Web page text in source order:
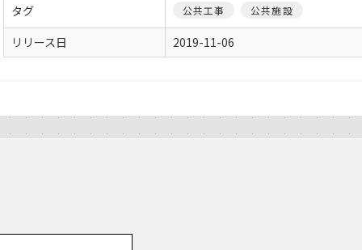
タグ
公共工事 公共施設
リリース日 2019-11-06